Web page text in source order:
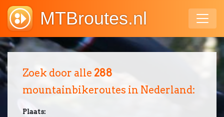
MTBroutes.nl
Zoek door alle 288
mountainbikeroutes in Nederland:
Plaats: